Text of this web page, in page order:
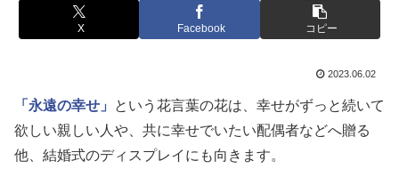
X Facebook コピー
2023.06.02
「永遠の幸せ」
という花言葉の花は、幸せがずっと続いて
欲しい親しい人や、共に幸せでいたい配偶者などへ贈る
他、結婚式のディスプレイにも向きます。